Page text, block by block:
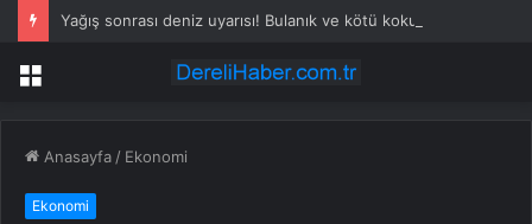
Menü
Anasayfa / Ekonomi
Ekonomi